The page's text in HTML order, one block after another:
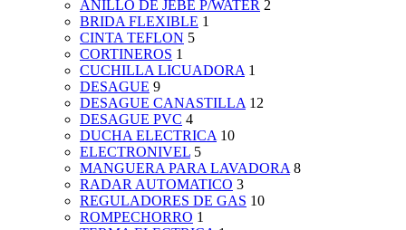
ANILLO DE JEBE P/WATER 2
BRIDA FLEXIBLE 1
CINTA TEFLON 5
CORTINEROS 1
CUCHILLA LICUADORA 1
DESAGUE 9
DESAGUE CANASTILLA 12
DESAGUE PVC 4
DUCHA ELECTRICA 10
ELECTRONIVEL 5
MANGUERA PARA LAVADORA 8
RADAR AUTOMATICO 3
REGULADORES DE GAS 10
ROMPECHORRO 1